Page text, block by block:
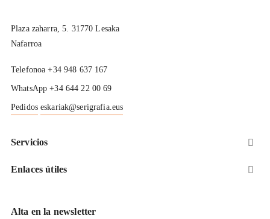
Plaza zaharra, 5. 31770 Lesaka
Nafarroa
Telefonoa +34 948 637 167
WhatsApp +34 644 22 00 69
Pedidos eskariak@serigrafia.eus
Servicios 
Enlaces útiles 
Alta en la newsletter